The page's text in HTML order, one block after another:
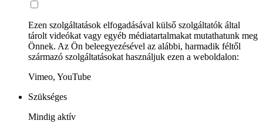
Ezen szolgáltatások elfogadásával külső szolgáltatók által
tárolt videókat vagy egyéb médiatartalmakat mutathatunk meg
Önnek. Az Ön beleegyezésével az alábbi, harmadik féltől
származó szolgáltatásokat használjuk ezen a weboldalon:
Vimeo, YouTube
Szükséges
Mindig aktív